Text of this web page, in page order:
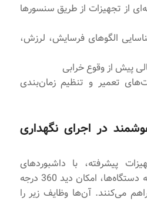
از تجهیزات از طریق سنسورها
الگوهای فرسایش، لرزش،
پیش از وقوع خرابی
تعمیر و تنظیم زمان‌بندی
در اجرای نگهداری
پیشرفته، با داشبوردهای
گرافیکی و قابلیت اتصال به دستگاه‌ها، امکان دید 360 درجه
می‌کنند. آن‌ها وظایف زیر را